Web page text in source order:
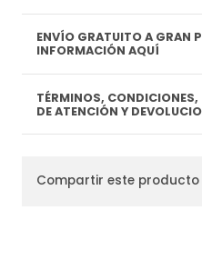
ENVÍO GRATUITO A GRAN
INFORMACIÓN AQUÍ
TÉRMINOS,
DE ATENCIÓN Y
Compartir este producto